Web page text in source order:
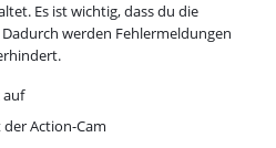
Es ist wichtig, dass du die
werden Fehlermeldungen
auf
Action-Cam